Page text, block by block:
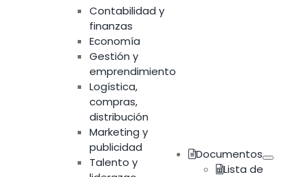
Contabilidad y
finanzas
Economía
Gestión y
emprendimiento
Logística,
compras,
distribución
Marketing y
publicidad
Talento y
Documentos
Lista de